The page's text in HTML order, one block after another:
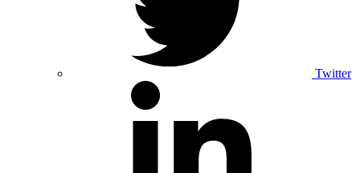
Twitter